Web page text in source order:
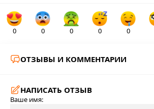
0 0 0 0 0
ОТЗЫВЫ И КОММЕНТАРИИ
НАПИСАТЬ ОТЗЫВ
Ваше имя: